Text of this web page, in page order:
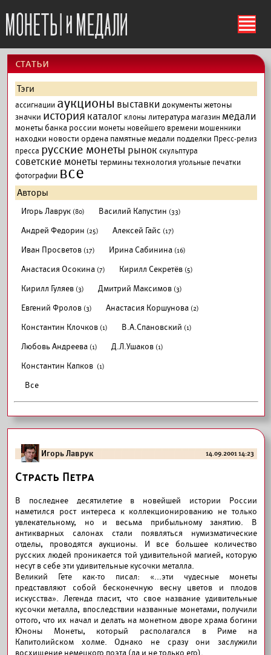
ś
cтатьи
Тэги
ассигнации аукционы выставки документыжетоны
значки история каталог клоны литературамагазин медали
монеты банка россии монеты новейшего временимошенники
находки новости ордена памятные медали подделки Пресс-релиз
пресса русские монеты рынок скульптура
советские монеты терминытехнология угольные печатки
фотографии все
Авторы
Игорь Лаврук (80) Василий Капустин (33)
Андрей Федорин (25) Алексей Гайс (17)
Иван Просветов (17) Ирина Сабинина (16)
Анастасия Осокина (7) Кирилл Секретёв (5)
Кирилл Гуляев (3) Дмитрий Максимов (3)
Евгений Фролов (3) Анастасия Коршунова (2)
Константин Клочков (1) В.А.Спановский (1)
Любовь Андреева (1) Д.Л.Ушаков (1)
Константин Капков (1)
Все
Игорь Лаврук 14.09.2001 14:23
Страсть Петра
В последнее десятилетие в новейшей истории России
наметился рост интереса к коллекционированию не только
увлекательному, но и весьма прибыльному занятию. В
антикварных салонах стали появляться нумизматические
отделы, проводятся аукционы. И все большее количество
русских людей проникается той удивительной магией, которую
несут в себе эти удивительные кусочки металла.
Великий Гете как-то писал: «...эти чудесные монеты
представляют собой бесконечную весну цветов и плодов
искусства». Легенда гласит, что свое название удивительные
кусочки металла, впоследствии названные монетами, получили
оттого, что их начал и делать на монетном дворе храма богини
Юноны Монеты, который располагался в Риме на
Капитолийском холме. Однако не сразу они заслужили
восхищение немецкого поэта (да и не только его).